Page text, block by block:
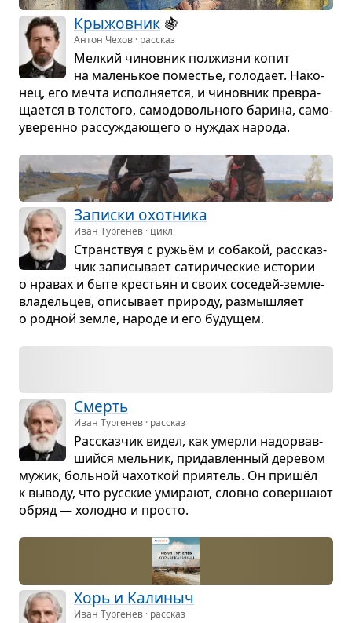
Кры­жов­ник 🍇
Антон Чехов · рассказ
Мел­кий чинов­ник пол­жизни копит
на малень­кое поме­стье, голо­дает. Нако­
нец, его мечта испол­ня­ется, и чинов­ник пре­вра­
ща­ется в тол­стого, само­до­воль­ного барина, само­
уве­ренно рас­су­жда­ю­щего о нуждах народа.
Записки охот­ника
Иван Тургенев · цикл
Стран­ствуя с ружьём и соба­кой, рас­сказ­
чик запи­сы­вает сати­ри­че­ские исто­рии
о нра­вах и быте кре­стьян и своих сосе­дей-зем­ле­
вла­дель­цев, опи­сы­вает при­роду, раз­мыш­ляет
о род­ной земле, народе и его буду­щем.
Смерть
Иван Тургенев · рассказ
Рас­сказ­чик видел, как умерли надо­рвав­
шийся мель­ник, при­дав­лен­ный дере­вом
мужик, боль­ной чахот­кой при­я­тель. Он пришёл
к выводу, что рус­ские уми­рают, словно совер­шают
обряд — холодно и про­сто.
Хорь и Кали­ныч
Иван Тургенев · рассказ